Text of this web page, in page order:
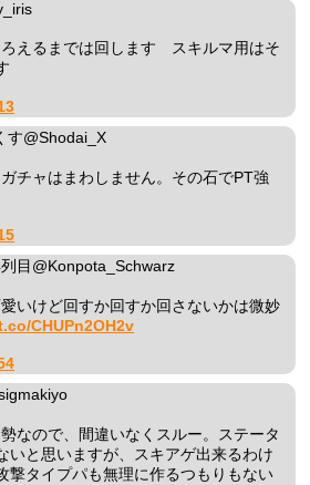
えるまでは回します スキルマ用はそ
す@Shodai_X
チャはまわしません。その石でPT強
目 @Konpota_Schwarz
いけど回すか回すか回さないかは微妙
CHUPn2OH2v
なので、間違いなくスルー。ステータ
いと思いますが、スキアゲ出来るわけ
撃タイプパも無理に作るつもりもない